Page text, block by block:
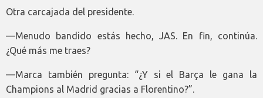
Otra carcajada del presidente.
—Menudo bandido estás hecho, JAS. En fin, continúa.
¿Qué más me traes?
—Marca también pregunta: “¿Y si el Barça le gana la
Champions al Madrid gracias a Florentino?”.